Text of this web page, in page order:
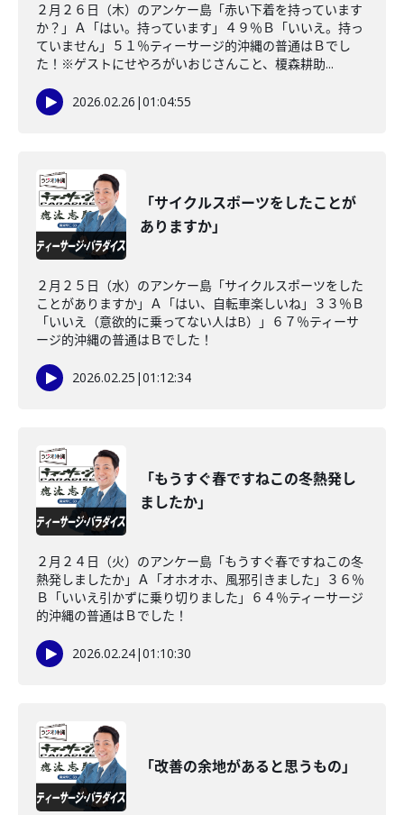
２月２６日（木）のアンケー島「赤い下着を持っています
か？」Ａ「はい。持っています」４９％Ｂ「いいえ。持っ
ていません」５１％ティーサージ的沖縄の普通はＢでし
た！※ゲストにせやろがいおじさんこと、榎森耕助...
2026.02.26 |01:04:55
「サイクルスポーツをしたことが
ありますか」
２月２５日（水）のアンケー島「サイクルスポーツをした
ことがありますか」Ａ「はい、自転車楽しいね」３３％Ｂ
「いいえ（意欲的に乗ってない人はB）」６７％ティーサ
ージ的沖縄の普通はＢでした！
2026.02.25 |01:12:34
「もうすぐ春ですねこの冬熱発し
ましたか」
２月２４日（火）のアンケー島「もうすぐ春ですねこの冬
熱発しましたか」Ａ「オホオホ、風邪引きました」３６％
Ｂ「いいえ引かずに乗り切りました」６４％ティーサージ
的沖縄の普通はＢでした！
2026.02.24|01:10:30
「改善の余地があると思うもの」